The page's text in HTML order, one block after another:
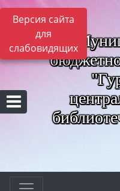
Версия сайта
для
слабовидящих